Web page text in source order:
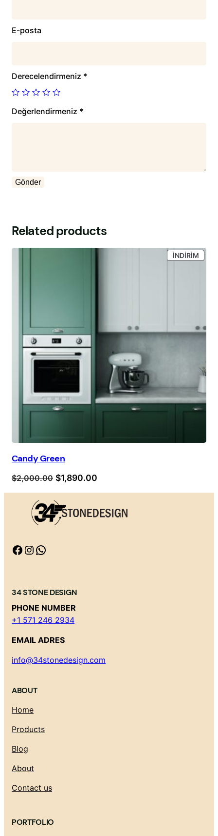
E-posta
Derecelendirmeniz *
Değerlendirmeniz *
Related products
İNDIRIM
ÜRÜN
Candy Green
$2,000.00 Orijinal
$2,000.00.
$1,890.00
$1,890.00.
Facebook Instagram WhatsApp
34 STONE DESIGN
PHONE NUMBER
+1 571 246 2934
EMAIL ADRES
info@34stonedesign.com
ABOUT
Home
Products
Blog
About
Contact us
PORTFOLIO